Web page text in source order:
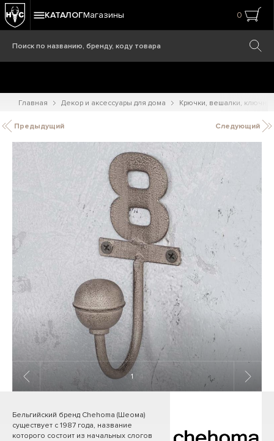
КАТАЛОГМагазины 0
Главная Декор и аксессуары для дома Крючки, вешалки,
Предыдущий Следующий
1 / 4
Бельгийский бренд Chehoma (Шеома)
существует с 1987 года, название
которого состоит из начальных слогов